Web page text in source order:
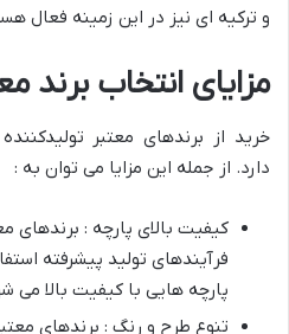
و ترکیه ای نیز در این زمینه فعال
مزایای انتخاب برند
خرید از برندهای معتبر
دارد. از جمله این مزایا می توان به :
کیفیت بالای پارچه : برندهای
فرآیندهای تولید پیشرفته
پارچه هایی با کیفیت بالا می
تنوع طرح و رنگ : برندهای